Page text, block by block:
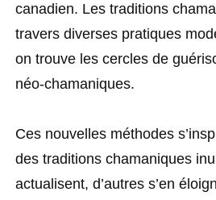
canadien. Les traditions
travers diverses pratiques
on trouve les cercles de
néo-chamaniques.
Ces nouvelles méthodes
des traditions chamaniques
actualisent, d’autres s’en